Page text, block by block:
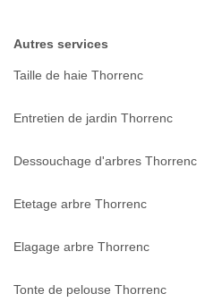
Autres services
Taille de haie Thorrenc
Entretien de jardin Thorrenc
Dessouchage d'arbres Thorrenc
Etetage arbre Thorrenc
Elagage arbre Thorrenc
Tonte de pelouse Thorrenc